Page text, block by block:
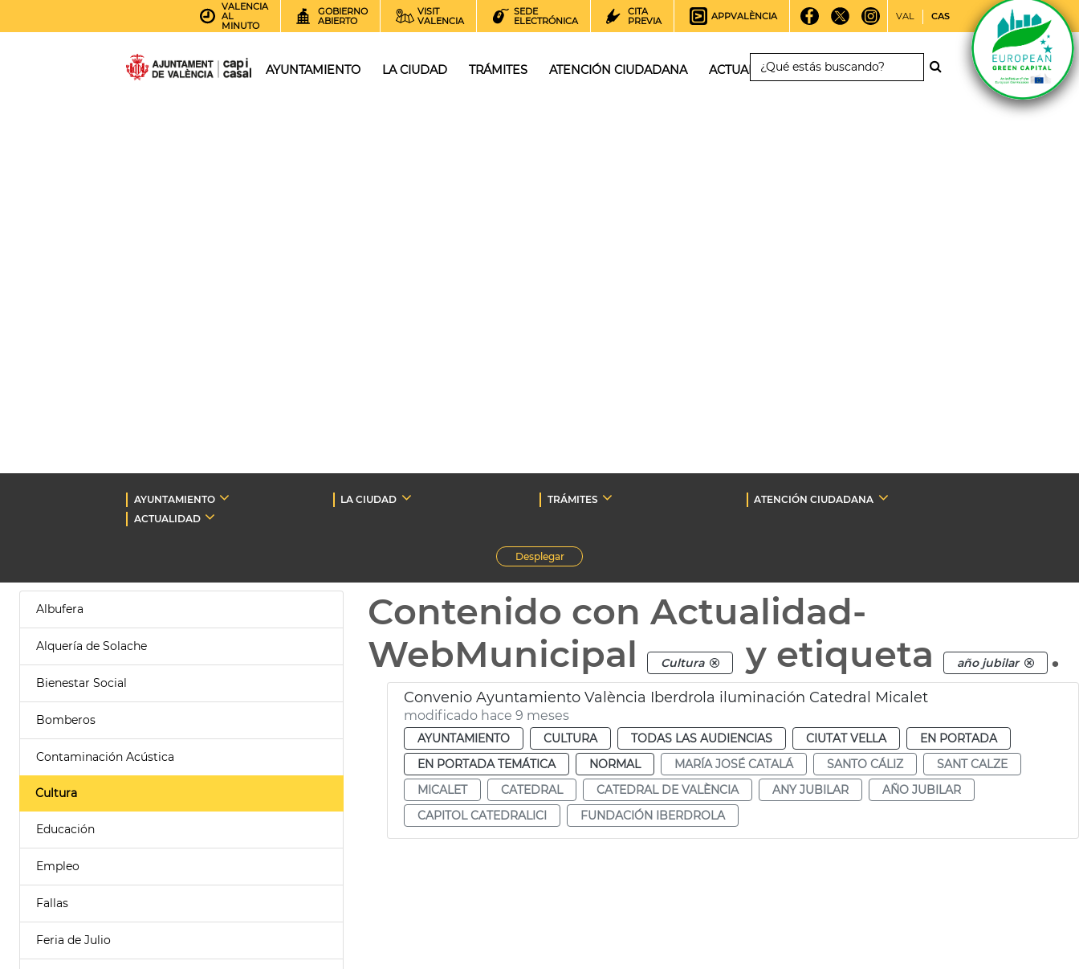
VALENCIA
AL
MINUTO
GOBIERNO
ABIERTO
VISIT
VALENCIA
SEDE
ELECTRÓNICA
CITA
PREVIA
APPVALÈNCIA VAL CAS
AYUNTAMIENTO LA CIUDAD TRÁMITES ATENCIÓN CIUDADANA ACTUALIDAD
AYUNTAMIENTO LA CIUDAD TRÁMITES
ATENCIÓN CIUDADANA
ACTUALIDAD
Desplegar
Albufera
Alquería de Solache
Bienestar Social
Bomberos
Contaminación Acústica
Cultura
Educación
Empleo
Fallas
Feria de Julio
Contenido con Actualidad-
WebMunicipal
Cultura y etiqueta año jubilar .
Convenio Ayuntamiento València Iberdrola iluminación Catedral Micalet
modificado hace 9 meses
AYUNTAMIENTO CULTURA TODAS LAS AUDIENCIAS CIUTAT VELLA
EN PORTADA
EN PORTADA TEMÁTICA
NORMAL MARÍA JOSÉ CATALÁ SANTO CÁLIZ
SANT CALZE
MICALET
CATEDRAL CATEDRAL DE VALÈNCIA ANY JUBILAR
AÑO JUBILAR
CAPITOL CATEDRALICI
FUNDACIÓN IBERDROLA